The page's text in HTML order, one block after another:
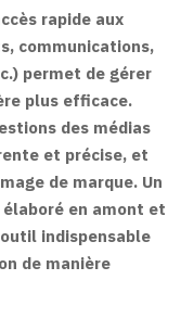
rapide aux
communications,
permet de gérer
plus efficace.
des médias
et précise, et
de marque. Un
en amont et
indispensable
de manière